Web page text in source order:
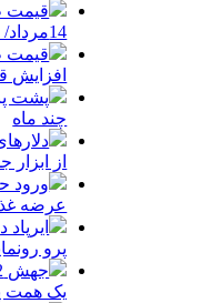
14مرداد/ افزایش قیمت + جدول
افزایش
چند ماه
از
ورود
عرضه
پرو
یک همت